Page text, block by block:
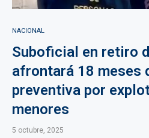
NACIONAL
Suboficial en retiro
afrontará 18 meses
preventiva por
menores
5 octubre, 2025